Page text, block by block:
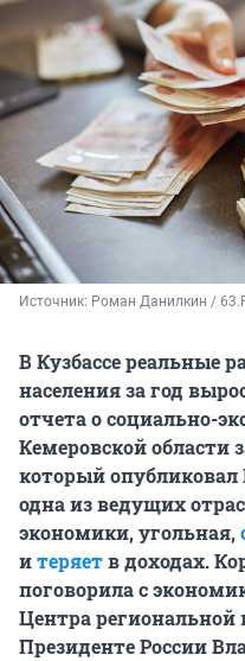
Источник: Роман Данилкин /
В Кузбассе реальные
населения за год
отчета о социально-
Кемеровской области
который
одна из ведущих
экономики, угольная,
итеряетв доходах.
поговорила с
Центра
Президенте России